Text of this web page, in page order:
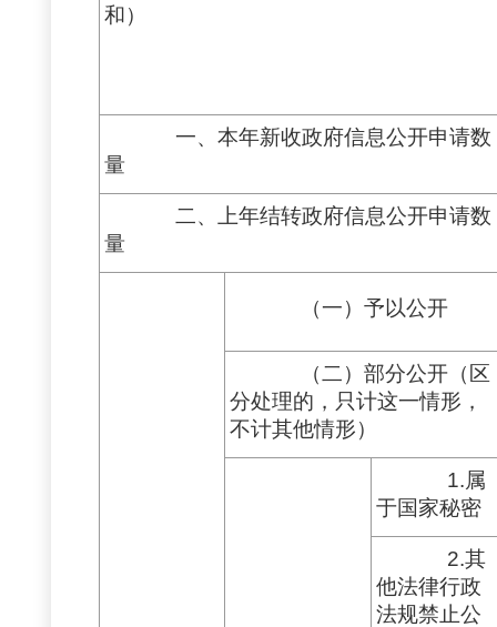
和）
一、本年新收政府信息公开申请数
量
二、上年结转政府信息公开申请数
量
（一）予以公开
（二）部分公开（区
分处理的，只计这一情形，
不计其他情形）
1.属
于国家秘密
2.其
他法律行政
法规禁止公